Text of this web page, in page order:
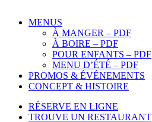
MENUS
À MANGER – PDF
À BOIRE – PDF
POUR ENFANTS – PDF
MENU D’ÉTÉ – PDF
PROMOS & ÉVÉNEMENTS
CONCEPT & HISTOIRE
RÉSERVE EN LIGNE
TROUVE UN RESTAURANT